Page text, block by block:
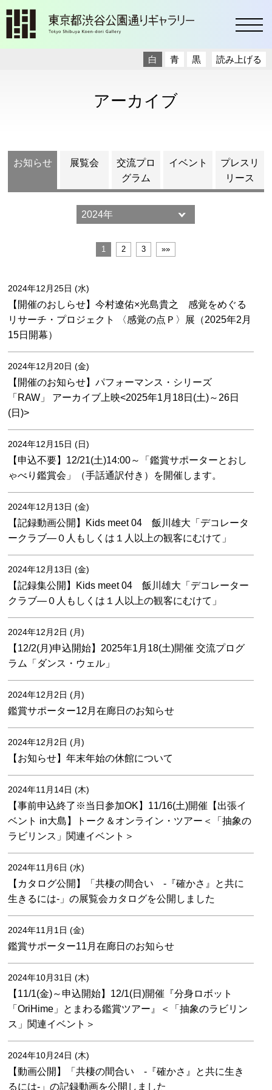
読み上げる
白 青 黒
アーカイブ
お知らせ 展覧会
交流プロ
グラム
イベント
プレスリ
リース
1 2 3 »»
2024年12月25日 (水)
【開催のおしらせ】今村遼佑×光島貴之 感覚をめぐる
リサーチ・プロジェクト 〈感覚の点Ｐ〉展（2025年2月
15日開幕）
2024年12月20日 (金)
【開催のお知らせ】パフォーマンス・シリーズ
「RAW」 アーカイブ上映<2025年1月18日(土)～26日
(日)>
2024年12月15日 (日)
【申込不要】12/21(土)14:00～「鑑賞サポーターとおし
ゃべり鑑賞会」（手話通訳付き）を開催します。
2024年12月13日 (金)
【記録動画公開】Kids meet 04 飯川雄大「デコレータ
ークラブ―０人もしくは１人以上の観客にむけて」
2024年12月13日 (金)
【記録集公開】Kids meet 04 飯川雄大「デコレーター
クラブ―０人もしくは１人以上の観客にむけて」
2024年12月2日 (月)
【12/2(月)申込開始】2025年1月18(土)開催 交流プログ
ラム「ダンス・ウェル」
2024年12月2日 (月)
鑑賞サポーター12月在廊日のお知らせ
2024年12月2日 (月)
【お知らせ】年末年始の休館について
2024年11月14日 (木)
【事前申込終了※当日参加OK】11/16(土)開催【出張イ
ベント in大島】トーク＆オンライン・ツアー＜「抽象の
ラビリンス」関連イベント＞
2024年11月6日 (水)
【カタログ公開】「共棲の間合い -『確かさ』と共に
生きるには-」の展覧会カタログを公開しました
2024年11月1日 (金)
鑑賞サポーター11月在廊日のお知らせ
2024年10月31日 (木)
【11/1(金)～申込開始】12/1(日)開催『分身ロボット
「OriHime」とまわる鑑賞ツアー』＜「抽象のラビリン
ス」関連イベント＞
2024年10月24日 (木)
【動画公開】「共棲の間合い -『確かさ』と共に生き
るには-」の記録動画を公開しました